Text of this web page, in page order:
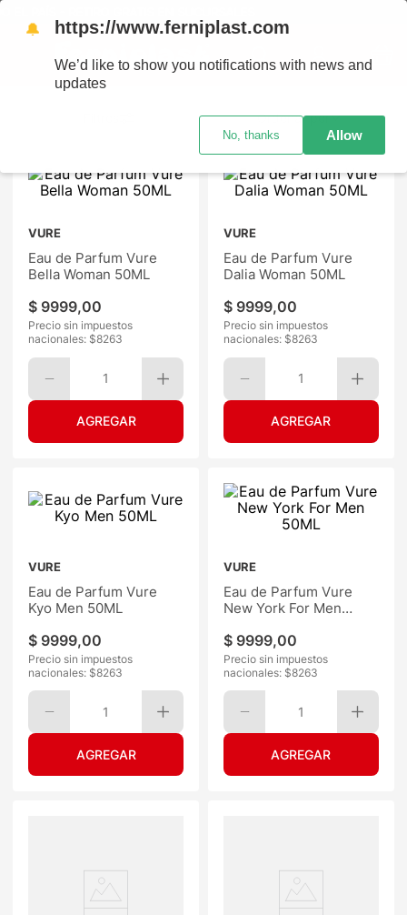
Ordenar por
VURE
Eau de Parfum Vure
Bella Woman 50ML
$ 9999,00
Precio sin impuestos
nacionales: $8263
1
VURE
Eau de Parfum Vure
Dalia Woman 50ML
$ 9999,00
Precio sin impuestos
nacionales: $8263
1
VURE
Eau de Parfum Vure
Kyo Men 50ML
$ 9999,00
Precio sin impuestos
nacionales: $8263
1
VURE
Eau de Parfum Vure
New York For Men
$ 9999,00
Precio sin impuestos
nacionales: $8263
1
🔔 https://www.ferniplast.com
We’d like to show you notifications with news and
updates
No, thanks Allow